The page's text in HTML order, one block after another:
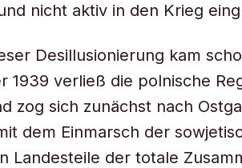
nicht aktiv in den Krieg
Desillusionierung kam
1939 verließ die polnische
zog sich zunächst nach
dem Einmarsch der
Landesteile der totale